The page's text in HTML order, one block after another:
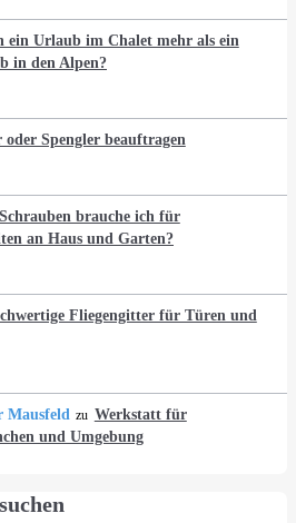
ein Urlaub im Chalet mehr als ein
in den Alpen?
oder Spengler beauftragen
brauche ich für
an Haus und Garten?
Fliegengitter für Türen und
Mausfeld zu Werkstatt für
und Umgebung